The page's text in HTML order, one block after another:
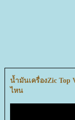
น้ำมันเครื่องZic Top
ไหน